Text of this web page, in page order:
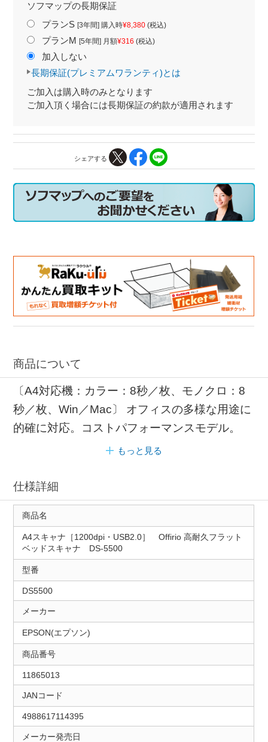
ソフマップの長期保証
プランS [3年間] 購入時¥8,380(税込)
プランM [5年間] 月額¥316 (税込)
加入しない
長期保証(プレミアムワランティ)とは
ご加入は購入時のみとなります
ご加入頂く場合には長期保証の約款が適用されます
シェアする
商品について
〔A4対応機：カラー：8秒／枚、モノクロ：8
秒／枚、Win／Mac〕 オフィスの多様な用途に
的確に対応。コストパフォーマンスモデル。
もっと見る
仕様詳細
商品名
A4スキャナ［1200dpi・USB2.0］ Offirio 高耐久フラット
ベッドスキャナ DS-5500
型番
DS5500
メーカー
EPSON(エプソン)
商品番号
11865013
JANコード
4988617114395
メーカー発売日